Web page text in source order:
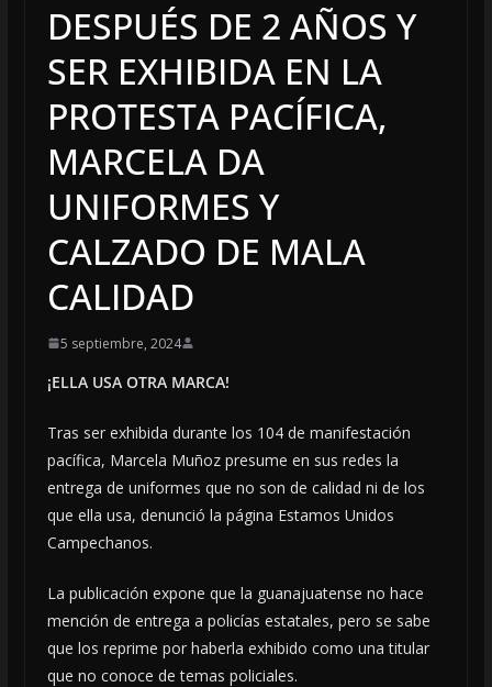
DESPUÉS DE 2 AÑOS Y
SER EXHIBIDA EN LA
PROTESTA PACÍFICA,
MARCELA DA
UNIFORMES Y
CALZADO DE MALA
CALIDAD
5 septiembre, 2024
¡ELLA USA OTRA MARCA!
Tras ser exhibida durante los 104 de manifestación
pacífica, Marcela Muñoz presume en sus redes la
entrega de uniformes que no son de calidad ni de los
que ella usa, denunció la página Estamos Unidos
Campechanos.
La publicación expone que la guanajuatense no hace
mención de entrega a policías estatales, pero se sabe
que los reprime por haberla exhibido como una titular
que no conoce de temas policiales.